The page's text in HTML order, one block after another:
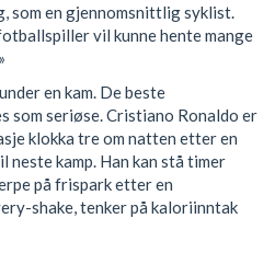
en gjennomsnittlig syklist.
vil kunne hente mange
en kam. De beste
som seriøse. Cristiano Ronaldo er
klokka tre om natten etter en
kamp. Han kan stå timer
på frispark etter en
shake, tenker på kaloriinntak